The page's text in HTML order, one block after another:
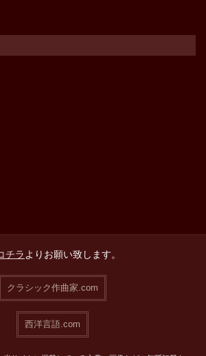
チラよりお願い致します。
クラシック作曲家.com
西洋言語.com